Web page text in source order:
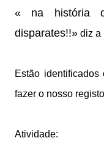
« na história
disparates!!» diz a
Estão
fazer o nosso
Atividade: